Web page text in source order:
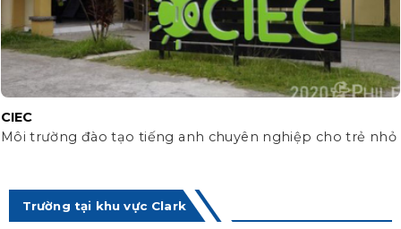
CIEC
Môi trường đào tạo tiếng anh chuyên nghiệp cho trẻ nhỏ
Trường tại khu vực Clark